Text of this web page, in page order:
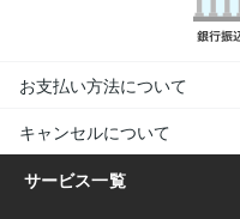
お支払い方法について
キャンセルについて